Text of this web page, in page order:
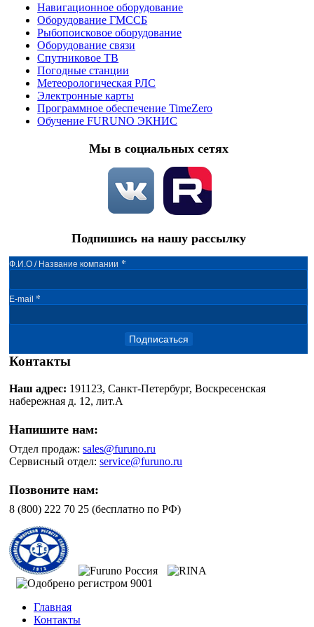
Навигационное оборудование
Оборудование ГМССБ
Рыбопоисковое оборудование
Оборудование связи
Спутниковое ТВ
Погодные станции
Метеорологическая РЛС
Электронные карты
Программное обеспечение TimeZero
Обучение FURUNO ЭКНИС
Мы в социальных сетях
Подпишись на нашу рассылку
Ф.И.О / Название компании *
E-mail *
Подписаться
Контакты
Наш адрес: 191123, Санкт-Петербург, Воскресенская
набережная д. 12, лит.А
Напишите нам:
Отдел продаж:sales@furuno.ru
Сервисный отдел:service@furuno.ru
Позвоните нам:
8 (800) 222 70 25 (бесплатно по РФ)
Главная
Контакты